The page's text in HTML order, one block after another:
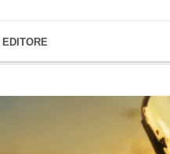
EDITORE